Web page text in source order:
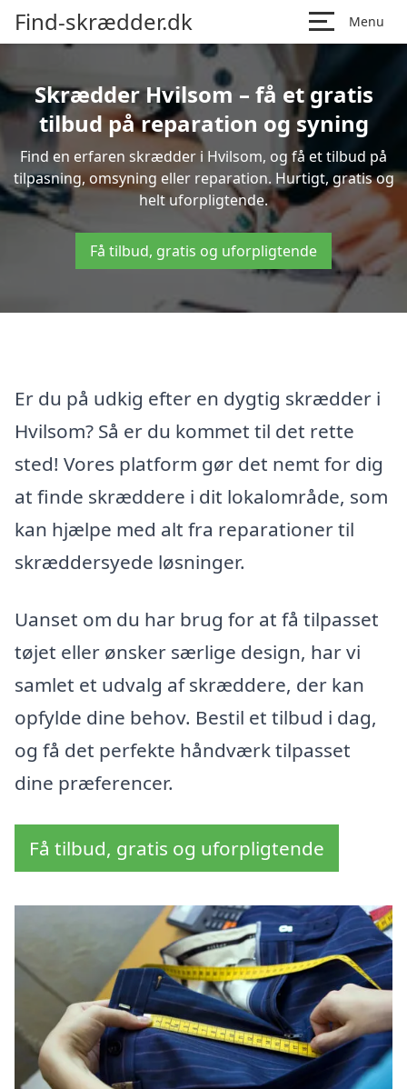
Find-skrædder.dk Menu
Skrædder Hvilsom – få et gratis
tilbud på reparation og syning
Find en erfaren skrædder i Hvilsom, og få et tilbud på
tilpasning, omsyning eller reparation. Hurtigt, gratis og
helt uforpligtende.
Få tilbud, gratis og uforpligtende
Er du på udkig efter en dygtig skrædder i
Hvilsom? Så er du kommet til det rette
sted! Vores platform gør det nemt for dig
at finde skræddere i dit lokalområde, som
kan hjælpe med alt fra reparationer til
skræddersyede løsninger.
Uanset om du har brug for at få tilpasset
tøjet eller ønsker særlige design, har vi
samlet et udvalg af skræddere, der kan
opfylde dine behov. Bestil et tilbud i dag,
og få det perfekte håndværk tilpasset
dine præferencer.
Få tilbud, gratis og uforpligtende